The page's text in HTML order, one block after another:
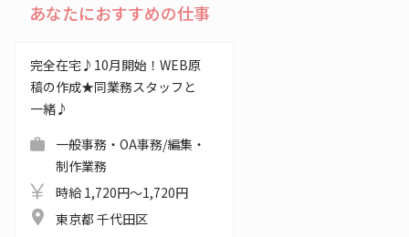
あなたにおすすめの仕事
完全在宅♪10月開始！WEB原
稿の作成★同業務スタッフと
一緒♪
一般事務・OA事務/編集・
制作業務
時給 1,720円～1,720円
東京都 千代田区